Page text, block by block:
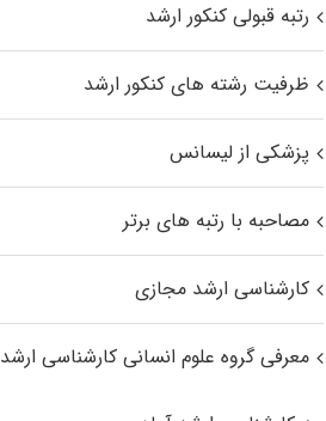
رتبه قبولی کنکور ارشد
ظرفیت رشته های کنکور ارشد
پزشکی از لیسانس
مصاحبه با رتبه های برتر
کارشناسی ارشد مجازی
معرفی گروه علوم انسانی کارشناسی ارشد